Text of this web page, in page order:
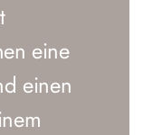
eine
einen